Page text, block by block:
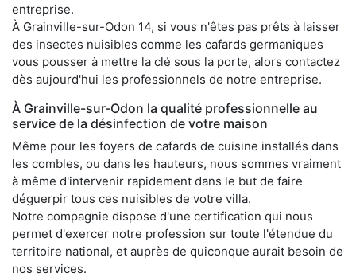
entreprise.
À Grainville-sur-Odon 14, si vous n'êtes pas prêts à laisser
des insectes nuisibles comme les cafards germaniques
vous pousser à mettre la clé sous la porte, alors contactez
dès aujourd'hui les professionnels de notre entreprise.
À Grainville-sur-Odon la qualité professionnelle au
service de la désinfection de votre maison
Même pour les foyers de cafards de cuisine installés dans
les combles, ou dans les hauteurs, nous sommes vraiment
à même d'intervenir rapidement dans le but de faire
déguerpir tous ces nuisibles de votre villa.
Notre compagnie dispose d'une certification qui nous
permet d'exercer notre profession sur toute l'étendue du
territoire national, et auprès de quiconque aurait besoin de
nos services.